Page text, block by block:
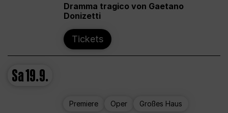
Dramma tragico von Gaetano
Donizetti
Tickets
Sa19.9.
Premiere Oper Großes Haus